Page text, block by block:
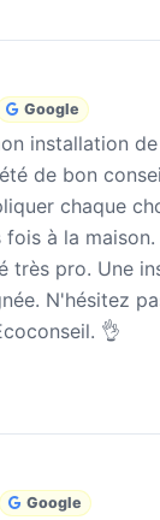
Google
installation
de bon
chaque
à la maison.
très pro. Une
N'hésitez
👌
Google